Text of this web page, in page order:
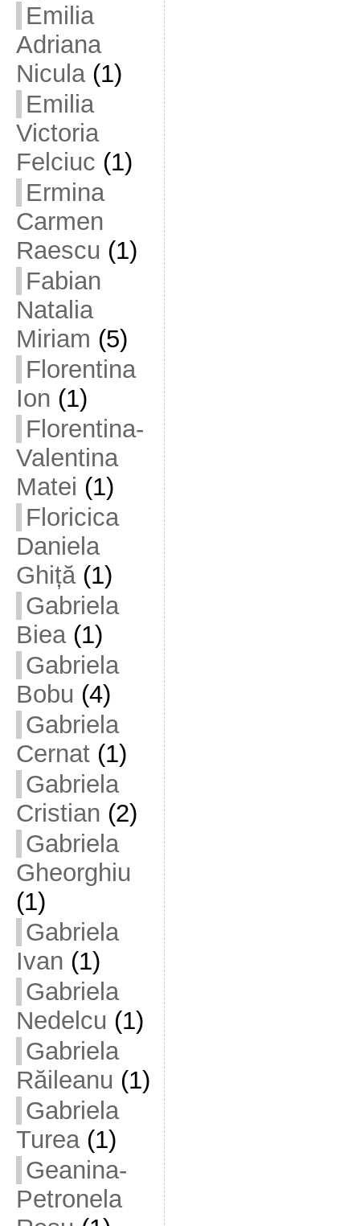
Emilia
Adriana
Nicula(1)
Emilia
Victoria
Felciuc (1)
Ermina
Carmen
Raescu (1)
Fabian
Natalia
Miriam (5)
Florentina
Ion (1)
Florentina-
Valentina
Matei (1)
Floricica
Daniela
Ghiță(1)
Gabriela
Biea(1)
Gabriela
Bobu (4)
Gabriela
Cernat(1)
Gabriela
Cristian (2)
Gabriela
Gheorghiu
(1)
Gabriela
Ivan (1)
Gabriela
Nedelcu (1)
Gabriela
Răileanu (1)
Gabriela
Turea(1)
Geanina-
Petronela